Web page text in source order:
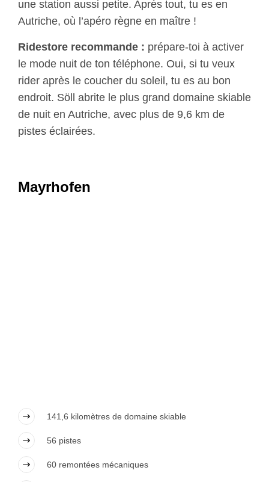
une station aussi petite. Après tout, tu es en
Autriche, où l’apéro règne en maître !
Ridestore recommande : prépare-toi à activer
le mode nuit de ton téléphone. Oui, si tu veux
rider après le coucher du soleil, tu es au bon
endroit. Söll abrite le plus grand domaine skiable
de nuit en Autriche, avec plus de 9,6 km de
pistes éclairées.
Mayrhofen
141,6 kilomètres de domaine skiable
56 pistes
60 remontées mécaniques